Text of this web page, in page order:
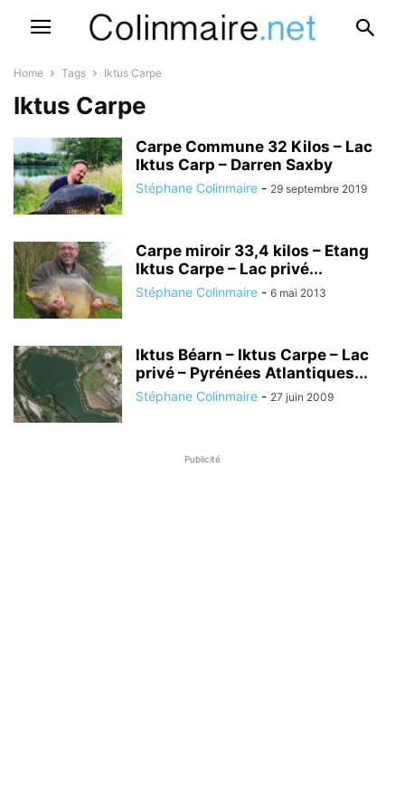
Home Tags Iktus Carpe
Iktus Carpe
Carpe Commune 32 Kilos – Lac
Iktus Carp – Darren Saxby
Stéphane Colinmaire - 29 septembre 2019
Carpe miroir 33,4 kilos – Etang
Iktus Carpe – Lac privé...
Stéphane Colinmaire - 6 mai 2013
Iktus Béarn – Iktus Carpe – Lac
privé – Pyrénées Atlantiques...
Stéphane Colinmaire - 27 juin 2009
Publicité